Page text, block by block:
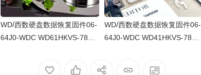
WD/西数硬盘数据恢复固件06-
64J0-WDC WD61HKVS-78AU
43CAS-00060064-2700
WD/西数硬盘数据恢复固件06-
64J0-WDC WD41HKVS-78AU